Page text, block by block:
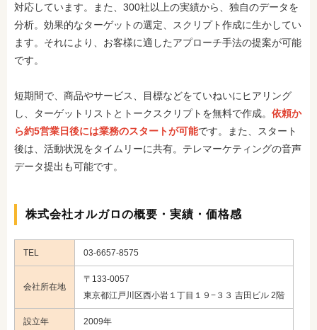
対応しています。また、300社以上の実績から、独自のデータを
分析。効果的なターゲットの選定、スクリプト作成に生かしてい
ます。それにより、お客様に適したアプローチ手法の提案が可能
です。
短期間で、商品やサービス、目標などをていねいにヒアリング
し、ターゲットリストとトークスクリプトを無料で作成。 依頼か
ら約5営業日後には業務のスタートが可能です。また、スタート
後は、活動状況をタイムリーに共有。テレマーケティングの音声
データ提出も可能です。
株式会社オルガロの概要・実績・価格感
TEL 03-6657-8575
会社所在地
〒133-0057
東京都江戸川区西小岩１丁目１９−３３ 吉田ビル 2階
設立年 2009年